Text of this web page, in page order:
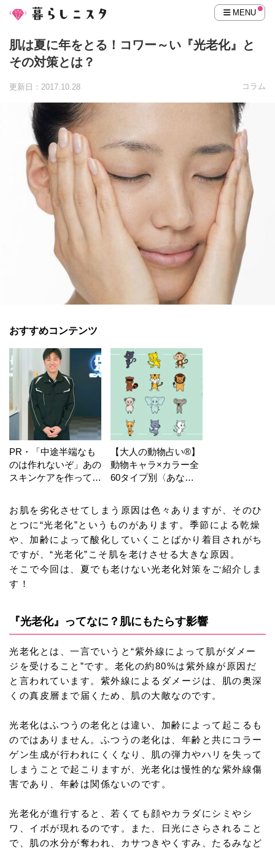
MENU
肌は夏に年をとる！コワー～い『光老化』と
その対策とは？
更新日：2017.10.28 コラム
おすすめコンテンツ
PR・「中途半端なも
のは作れないぞ」あの
スキンケアを作ってい
【大人の動物占い®】
動物キャラ×カラー全
60タイプ別〈あなた
お肌を劣化させてしまう原因は色々ありますが、そのひ
とつに“光老化”というものがあります。季節による乾燥
や、加齢によって酸化していくことばかり着目されがち
ですが、“光老化”こそ肌を老けさせる大きな原因。
そこで今回は、夏でも老けない光老化対策をご紹介しま
す！
『光老化』ってなに？肌にもたらす影響
光老化とは、一言でいうと“紫外線によって肌がダメー
ジを受けること”です。老化の約80%は紫外線が原因だ
と言われています。紫外線によるダメージは、肌の奥深
くの真皮層まで届くため、肌の大敵なのです。
光老化はふつうの老化とは違い、加齢によって起こるも
のではありません。ふつうの老化は、年齢と共にコラー
ゲン生成が行われにくくなり、肌の弾力やハリを失って
しまうことで起こりますが、光老化は慢性的な紫外線傷
害であり、年齢は関係ないのです。
光老化が進行すると、若くても顔やカラダにシミやシ
ワ、イボが現れるのです。また、日光にさらされること
で、肌の水分が奪われ、カサつきやくすみ、たるみなど